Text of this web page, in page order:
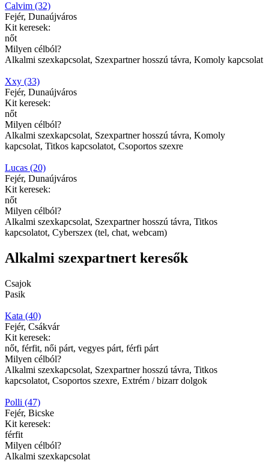
Calvim (32)
Fejér, Dunaújváros
Kit keresek:
nőt
Milyen célból?
Alkalmi szexkapcsolat, Szexpartner hosszú távra, Komoly kapcsolat
Xxy (33)
Fejér, Dunaújváros
Kit keresek:
nőt
Milyen célból?
Alkalmi szexkapcsolat, Szexpartner hosszú távra, Komoly
kapcsolat, Titkos kapcsolatot, Csoportos szexre
Lucas (20)
Fejér, Dunaújváros
Kit keresek:
nőt
Milyen célból?
Alkalmi szexkapcsolat, Szexpartner hosszú távra, Titkos
kapcsolatot, Cyberszex (tel, chat, webcam)
Alkalmi szexpartnert keresők
Csajok
Pasik
Kata (40)
Fejér, Csákvár
Kit keresek:
nőt, férfit, női párt, vegyes párt, férfi párt
Milyen célból?
Alkalmi szexkapcsolat, Szexpartner hosszú távra, Titkos
kapcsolatot, Csoportos szexre, Extrém / bizarr dolgok
Polli (47)
Fejér, Bicske
Kit keresek:
férfit
Milyen célból?
Alkalmi szexkapcsolat